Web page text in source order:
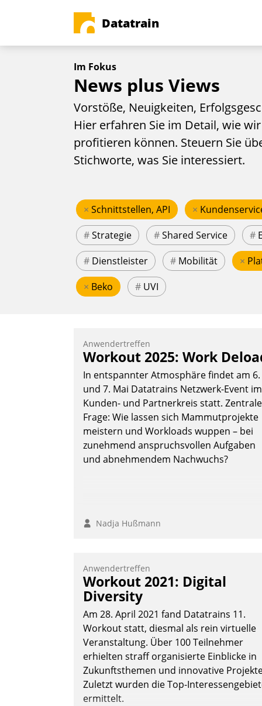
Datatrain
Im Fokus
News plus Views
Vorstöße, Neuigkeiten,
Hier erfahren Sie im Detail, wie
profitieren können. Steuern Sie
Stichworte, was Sie interessiert.
× Schnittstellen, API ×
#Strategie #Shared Service #
# Dienstleister # Mobilität ×
× Beko # UVI
Anwendertreffen
Workout 2025: Work
In entspannter Atmosphäre findet am 6.
und 7. Mai Datatrains Netzwerk-Event im
Kunden- und Partnerkreis statt. Zentrale
Frage: Wie lassen sich Mammutprojekte
meistern und Workloads wuppen – bei
zunehmend anspruchsvollen Aufgaben
und abnehmendem Nachwuchs?
Nadja Hußmann
Anwendertreffen
Workout 2021: Digital
Diversity
Am 28. April 2021 fand Datatrains 11.
Workout statt, diesmal als rein virtuelle
Veranstaltung. Über 100 Teilnehmer
erhielten straff organisierte Einblicke in
Zukunftsthemen und innovative
Zuletzt wurden die Top-
ermittelt.